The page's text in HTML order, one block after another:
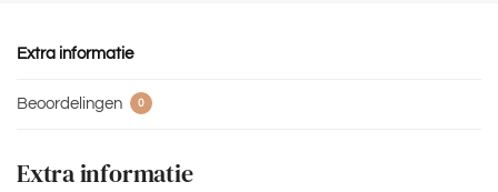
Extra informatie
Beoordelingen 0
Extra informatie